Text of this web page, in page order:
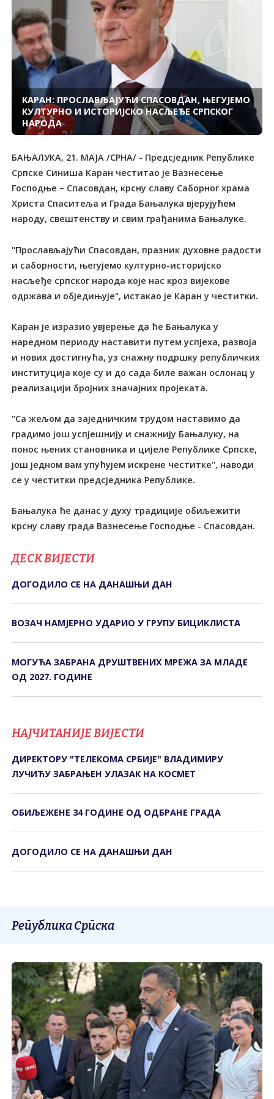
КАРАН: ПРОСЛАВЉАЈУЋИ СПАСОВДАН, ЊЕГУЈЕМО
КУЛТУРНО И ИСТОРИЈСКО НАСЉЕЂЕ СРПСКОГ
НАРОДА
БАЊАЛУКА, 21. МАЈА /СРНА/ - Предсједник Републике
Српске Синиша Каран честитао је Вазнесење
Господње – Спасовдан, крсну славу Саборног храма
Христа Спаситеља и Града Бањалука вјерујућем
народу, свештенству и свим грађанима Бањалуке.
"Прослављајући Спасовдан, празник духовне радости
и саборности, његујемо културно-историјско
насљеђе српског народа које нас кроз вијекове
одржава и обједињује", истакао је Каран у честитки.
Каран је изразио увјерење да ће Бањалука у
наредном периоду наставити путем успјеха, развоја
и нових достигнућа, уз снажну подршку републичких
институција које су и до сада биле важан ослонац у
реализацији бројних значајних пројеката.
"Са жељом да заједничким трудом наставимо да
градимо још успјешнију и снажнију Бањалуку, на
понос њених становника и цијеле Републике Српске,
још једном вам упућујем искрене честитке", наводи
се у честитки предсједника Републике.
Бањалука ће данас у духу традиције обиљежити
крсну славу града Вазнесење Господње - Спасовдан.
ДЕСК ВИЈЕСТИ
ДОГОДИЛО СЕ НА ДАНАШЊИ ДАН
ВОЗАЧ НАМЈЕРНО УДАРИО У ГРУПУ БИЦИКЛИСТА
МОГУЋА ЗАБРАНА ДРУШТВЕНИХ МРЕЖА ЗА МЛАДЕ
ОД 2027. ГОДИНЕ
НАЈЧИТАНИЈЕ ВИЈЕСТИ
ДИРЕКТОРУ "ТЕЛЕКОМА СРБИЈЕ" ВЛАДИМИРУ
ЛУЧИЋУ ЗАБРАЊЕН УЛАЗАК НА КОСМЕТ
ОБИЉЕЖЕНЕ 34 ГОДИНЕ ОД ОДБРАНЕ ГРАДА
ДОГОДИЛО СЕ НА ДАНАШЊИ ДАН
Република Српска